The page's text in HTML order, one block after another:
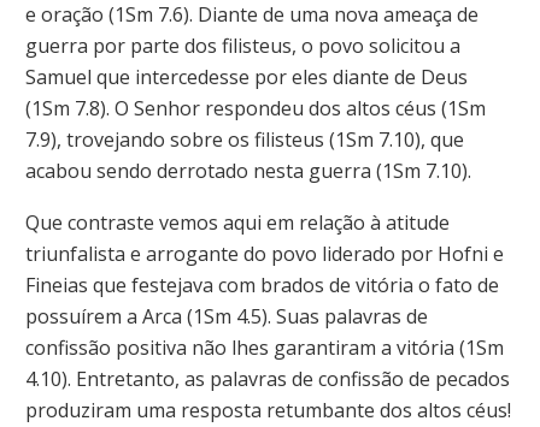
e oração (1Sm 7.6). Diante de uma nova ameaça de
guerra por parte dos filisteus, o povo solicitou a
Samuel que intercedesse por eles diante de Deus
(1Sm 7.8). O Senhor respondeu dos altos céus (1Sm
7.9), trovejando sobre os filisteus (1Sm 7.10), que
acabou sendo derrotado nesta guerra (1Sm 7.10).
Que contraste vemos aqui em relação à atitude
triunfalista e arrogante do povo liderado por Hofni e
Fineias que festejava com brados de vitória o fato de
possuírem a Arca (1Sm 4.5). Suas palavras de
confissão positiva não lhes garantiram a vitória (1Sm
4.10). Entretanto, as palavras de confissão de pecados
produziram uma resposta retumbante dos altos céus!